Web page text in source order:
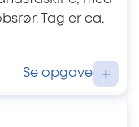
Tag er ca.
Se opgave +